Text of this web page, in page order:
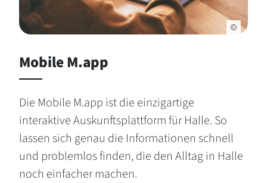
Mobile M.app
Die Mobile M.app ist die einzigartige
interaktive Auskunftsplattform für Halle. So
lassen sich genau die Informationen schnell
und problemlos finden, die den Alltag in Halle
noch einfacher machen.